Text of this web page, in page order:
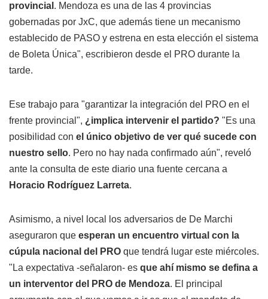
provincial . Mendoza es una de las 4 provincias
gobernadas por JxC, que además tiene un mecanismo
establecido de PASO y estrena en esta elección el sistema
de Boleta Única", escribieron desde el PRO durante la
tarde.
Ese trabajo para "garantizar la integración del PRO en el
frente provincial", ¿implica intervenir el partido? "Es una
posibilidad con el único objetivo de ver qué sucede con
nuestro sello. Pero no hay nada confirmado aún", reveló
ante la consulta de este diario una fuente cercana a
Horacio Rodríguez Larreta.
Asimismo, a nivel local los adversarios de De Marchi
aseguraron que esperan un encuentro virtual con la
cúpula nacional del PRO que tendrá lugar este miércoles.
"La expectativa -señalaron- es que ahí mismo se defina a
un interventor del PRO de Mendoza. El principal